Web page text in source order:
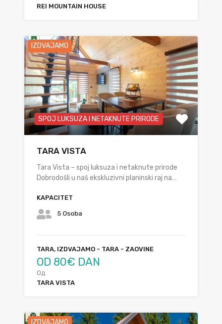
REI MOUNTAIN HOUSE
IZDVAJAMO
SPOJ LUKSUZA I NETAKNUTE PRIRODE
TARA VISTA
Tara Vista – spoj luksuza i netaknute prirode
Dobrodošli u naš ekskluzivni planinski raj na…
KAPACITET
5 Osoba
TARA, IZDVAJAMO - TARA - ZAOVINE
OD 80€ DAN
Од
TARA VISTA
IZDVAJAMO